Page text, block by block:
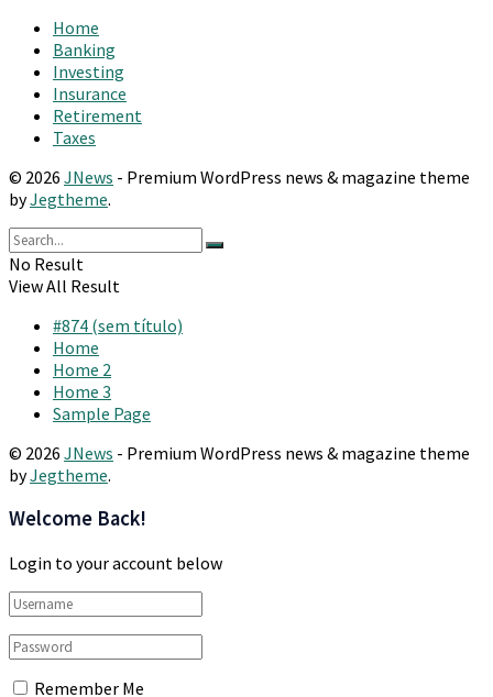
Home
Banking
Investing
Insurance
Retirement
Taxes
© 2026 JNews - Premium WordPress news & magazine theme
byJegtheme.
No Result
View All Result
#874 (sem título)
Home
Home 2
Home 3
Sample Page
© 2026 JNews - Premium WordPress news & magazine theme
byJegtheme.
Welcome Back!
Login to your account below
Remember Me